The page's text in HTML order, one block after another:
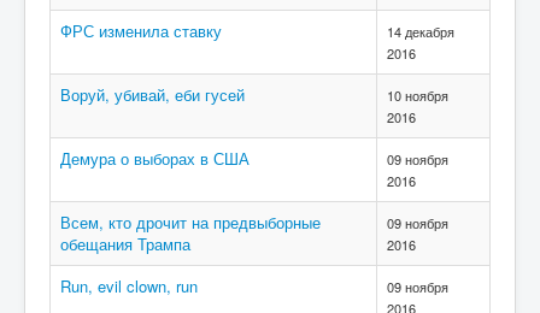
ФРС изменила ставку
14 декабря
2016
Воруй, убивай, еби гусей
10 ноября
2016
Демура о выборах в США
09 ноября
2016
Всем, кто дрочит на предвыборные
обещания Трампа
09 ноября
2016
Run, evil clown, run
09 ноября
2016